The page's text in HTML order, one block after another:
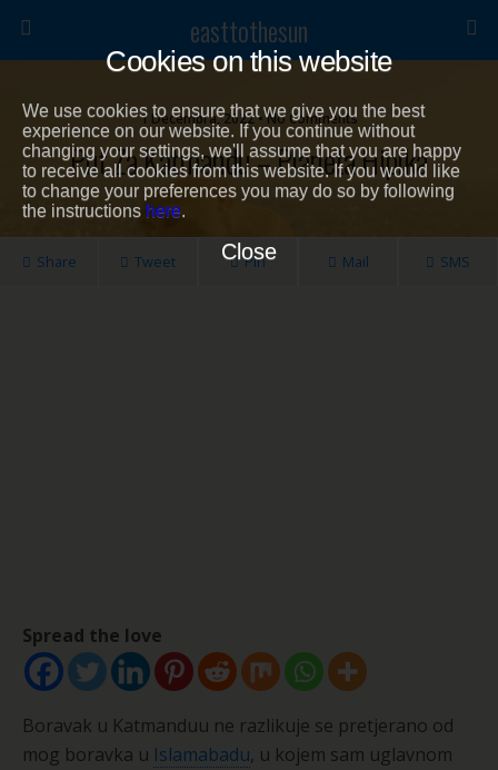
Cookies on this website
We use cookies to ensure that we give you the best
experience on our website. If you continue without
changing your settings, we'll assume that you are happy
to receive all cookies from this website. If you would like
to change your preferences you may do so by following
the instructions here.
Close
easttothesun
1 Decembra, 2022 • No Comments
Put Za Katmandu – Planeta Hipika
Share Tweet Pin Mail SMS
Spread the love
Boravak u Katmanduu ne razlikuje se pretjerano od
mog boravka u Islamabadu, u kojem sam uglavnom